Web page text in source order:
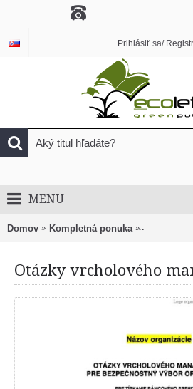
Prihlásiť sa/
MENU
Domov Kompletná ponuka Otázky